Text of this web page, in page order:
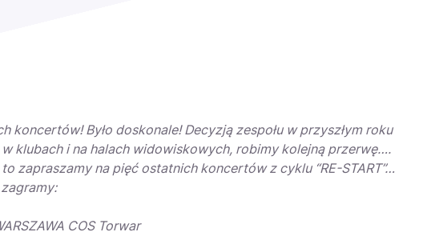
koncertów! Było doskonale! Decyzją zespołu w przyszłym roku
klubach i na halach widowiskowych, robimy kolejną przerwę….
zapraszamy na pięć ostatnich koncertów z cyklu “RE-START”…
zagramy:
COS Torwar